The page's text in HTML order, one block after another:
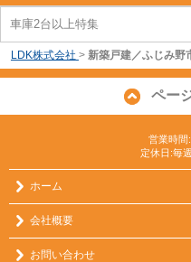
車庫2台以上特集
LDK株式会社 > 新築戸建／ふじみ野
ペー
営業時間
定休日:毎
ホーム
会社概要
お問い合わせ